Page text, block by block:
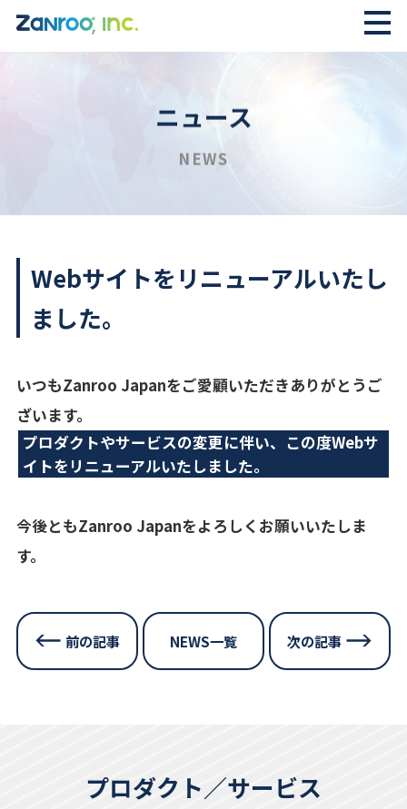
ニュース
NEWS
Webサイトをリニューアルいたし
ました。
いつもZanroo Japanをご愛顧いただきありがとうご
ざいます。
プロダクトやサービスの変更に伴い、この度Webサ
イトをリニューアルいたしました。
今後ともZanroo Japanをよろしくお願いいたしま
す。
前の記事 NEWS一覧 次の記事
プロダクト／サービス